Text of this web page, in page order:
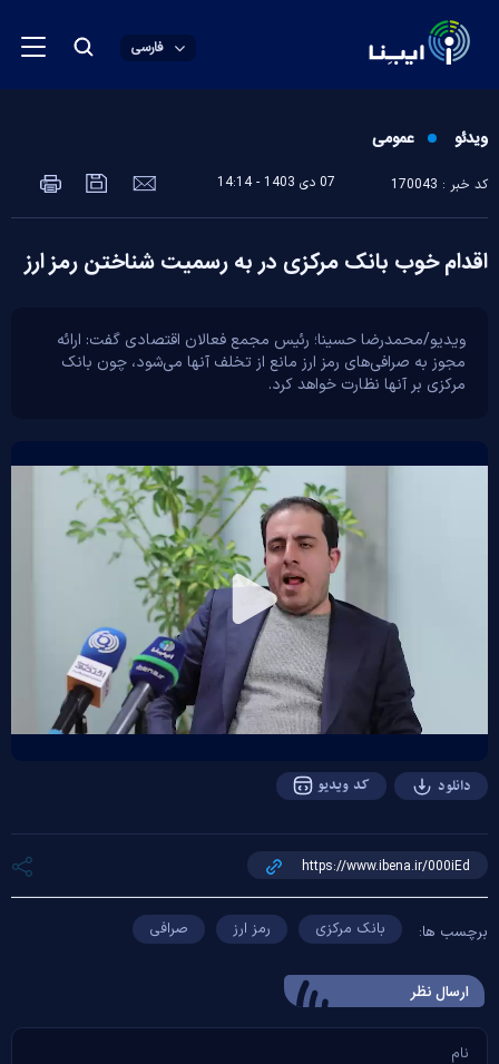
فارسی
ویدئو عمومی
کد خبر : 170043 07 دی 1403 - 14:14
اقدام خوب بانک مرکزی در به رسمیت شناختن رمز ارز
ویدیو/محمدرضا حسینا؛ رئیس مجمع فعالان اقتصادی گفت: ارائه
مجوز به صرافی‌های رمز ارز مانع از تخلف آنها می‌شود، چون بانک
مرکزی بر آنها نظارت خواهد کرد.
Play
Video
دانلود کد ویدیو
برچسب ها: بانک مرکزی رمز ارز صرافی
ارسال‌ نظر